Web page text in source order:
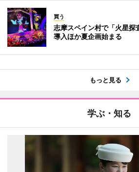
買う
志摩スペイン村で「火星
導入ほか夏企画始まる
もっと見る
学ぶ・知る